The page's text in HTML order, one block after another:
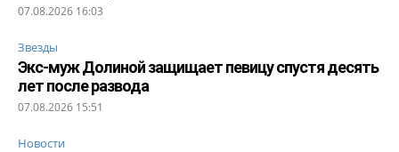
07.08.2026 16:03
Звезды
Экс-муж Долиной защищает певицу спустя десять
лет после развода
07.08.2026 15:51
Новости